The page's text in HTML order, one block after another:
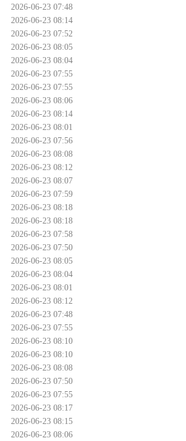
2026-06-23 07:48
2026-06-23 08:14
2026-06-23 07:52
2026-06-23 08:05
2026-06-23 08:04
2026-06-23 07:55
2026-06-23 07:55
2026-06-23 08:06
2026-06-23 08:14
2026-06-23 08:01
2026-06-23 07:56
2026-06-23 08:08
2026-06-23 08:12
2026-06-23 08:07
2026-06-23 07:59
2026-06-23 08:18
2026-06-23 08:18
2026-06-23 07:58
2026-06-23 07:50
2026-06-23 08:05
2026-06-23 08:04
2026-06-23 08:01
2026-06-23 08:12
2026-06-23 07:48
2026-06-23 07:55
2026-06-23 08:10
2026-06-23 08:10
2026-06-23 08:08
2026-06-23 07:50
2026-06-23 07:55
2026-06-23 08:17
2026-06-23 08:15
2026-06-23 08:06